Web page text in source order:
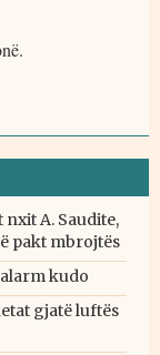
A. Saudite,
pakt mbrojtës
kudo
gjatë luftës